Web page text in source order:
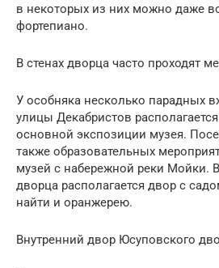
в некоторых из них можно даже
фортепиано.
В стенах дворца часто проходят
У особняка несколько парадных
улицы Декабристов
основной экспозиции музея.
также образовательных
музей с набережной реки Мойки.
дворца располагается двор с
найти и оранжерею.
Внутренний двор Юсуповского